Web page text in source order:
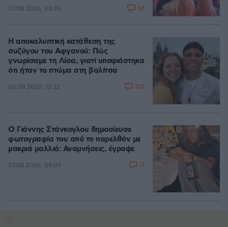
07.08.2026, 06:39 66
Η αποκαλυπτική κατάθεση της
συζύγου του Αφγανού: Πώς
γνωρίσαμε τη Λίσα, γιατί υποψιάστηκα
ότι ήταν το πτώμα στη βαλίτσα
06.08.2026, 12:32 312
Ο Γιάννης Στάνκογλου δημοσίευσε
φωτογραφία του από το παρελθόν με
μακριά μαλλιά: Αναμνήσεις, έγραψε
07.08.2026, 09:09 11